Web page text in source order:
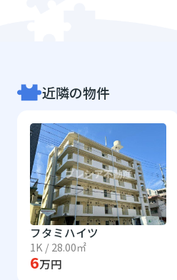
近隣の物件
フタミハイツ
1K / 28.00㎡
6万円